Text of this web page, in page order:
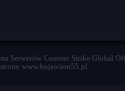
Serwerów Counter Strike Global
www.bojawiem55.pl